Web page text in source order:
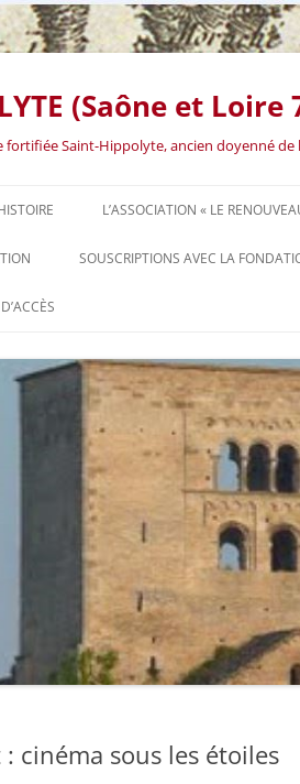
(Saône et
fortifiée Saint-Hippolyte, ancien doyenné
L’ASSOCIATION « LE
À
SOUSCRIPTIONS AVEC LA
cinéma sous les étoiles